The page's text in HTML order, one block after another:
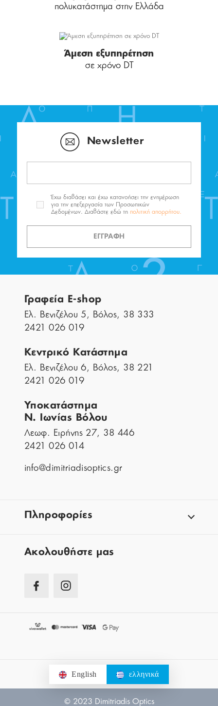
πολυκατάστημα στην Ελλάδα
Άμεση εξυπηρέτηση
σε χρόνο DT
Newsletter
ΕΓΓΡΑΦΗ
Έχω διαβάσει και έχω κατανοήσει την ενημέρωση
για την επεξεργασία των Προσωπικών
Δεδομένων. Διαβάστε εδώ τη πολιτική απορρήτου.
Γραφεία E-shop
Ελ. Βενιζέλου 5, Βόλος, 38 333
2421 026 019
Κεντρικό Κατάστημα
Ελ. Βενιζέλου 6, Βόλος, 38 221
2421 026 019
Υποκατάστημα
Ν. Ιωνίας Βόλου
Λεωφ. Ειρήνης 27, 38 446
2421 026 014
info@dimitriadisoptics.gr
Πληροφορίες
Aκολουθήστε μας
English ελληνικά
© 2023 Dimitriadis Optics